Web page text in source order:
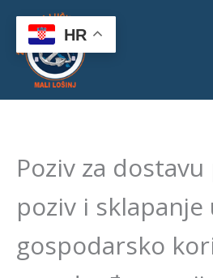
content
Poziv za
poziv i sklapanje
gospodarsko
HR